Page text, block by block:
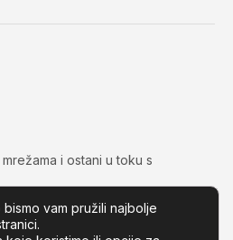
i ostani u toku s
vam pružili najbolje